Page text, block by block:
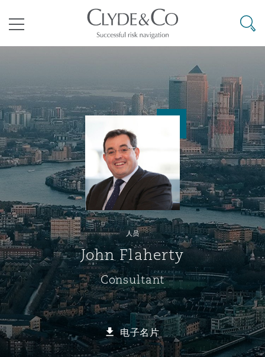
空 Business Jets
Carrier Liability
Commerical Dispute
Debt Recovery
Emergency Response & Crisis
Management
业与咨询
商业
公司
企业、商业与合规保险
数据保护与隐私权
劳动、养老金和移民n
金融
议解决
Commercial Arbitration
Commercial Disputes
Commercial Litigation
源、海洋与贸易
Energy & Natural Resources
Marine
Trade & Commodities
险和再保险
Bermuda Form
Casualty
Corporate, Commercial &
Insurance
Cyber Risk
Employers' & Public Liability
目和建筑工程
Construction Disputes
环境保护法
基础设施
PPP/PFI
Public Procurement
房地产
Anti-Bribery & Corruption
Compliance
External Investigations
Financial Services
Fraud & White-Collar Crime
Internal Investigations
候变化
Code
& Co Newton - 解锁智能索赔新模式
议融资
Eco Audit
罗
普敦
累斯萨拉姆
翰内斯堡
罗比 – 联营办公室
谷
京
里斯班
庆
港
隆坡 – 联营办公室
拉加斯
西哥城
约热内卢
地亚哥 – 联营办公室
保罗
布扎比
罗
哈
拜
达
雅得
特兰大
士顿
尔加里
加哥
拉斯
佛
伯丁
尔法斯特
明翰
里斯托尔
里
柏林（圣史蒂芬绿地大厦）
目录
其礼律所事务所
搜寻
人员
John Flaherty
Consultant
电子名片